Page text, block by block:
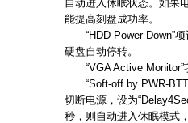
自动进入休眠状态。如果
能提高刻盘成功率。
“HDD Power Down”项
硬盘自动停转。
“VGA Active Monitor”
“Soft-off by PWR-
切断电源，设为
秒，则自动进入休眠模式